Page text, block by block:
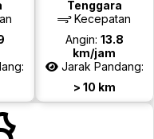
Tenggara
Kecepatan
Angin: 13.8
km/jam
Jarak Pandang:
> 10 km